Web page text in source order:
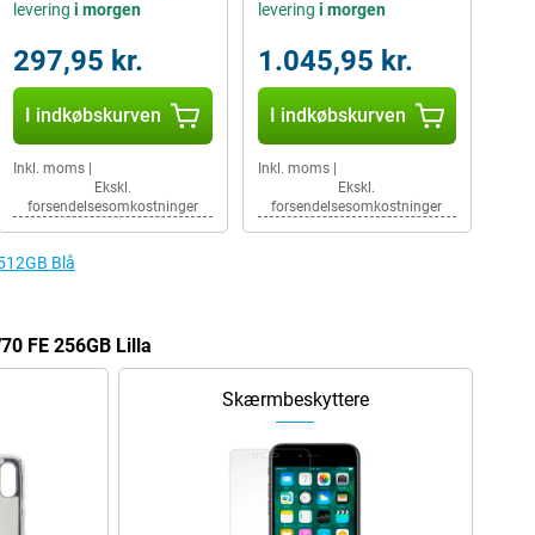
levering i morgen
297,95 kr.
I indkøbskurven
Inkl. moms|
Ekskl.
forsendelsesomkostninger
levering i morgen
1.045,95 kr.
I indkøbskurven
Inkl. moms|
Ekskl.
forsendelsesomkostninger
Blå
FE 256GB Lilla
Skærmbeskyttere